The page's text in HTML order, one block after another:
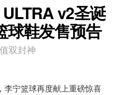
v2圣诞
球鞋发售预告
双封神
李宁篮球再度献上重磅惊喜